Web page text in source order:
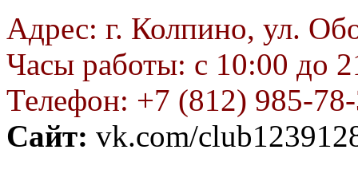
Адрес: г. Колпино, ул.
Часы работы: с 10:00 до
Телефон: +7 (812) 985-
Сайт: vk.com/